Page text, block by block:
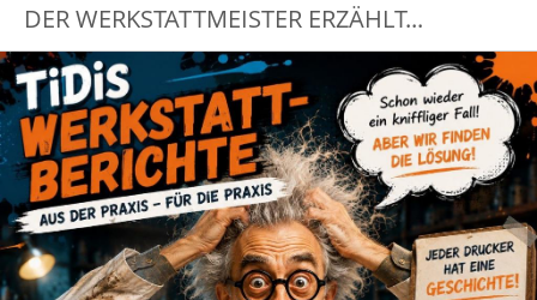
DER WERKSTATTMEISTER ERZÄHLT...